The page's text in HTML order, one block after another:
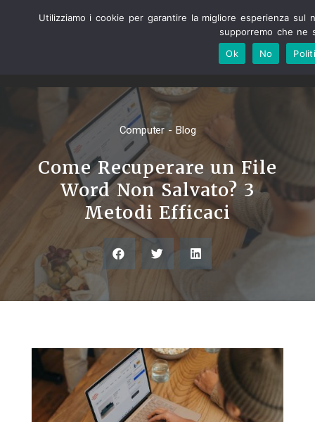
Computer - Blog
Come Recuperare un File
Word Non Salvato? 3
Metodi Efficaci
Utilizziamo i cookie per garantire la migliore esperienza
supporremo che ne
Ok
No